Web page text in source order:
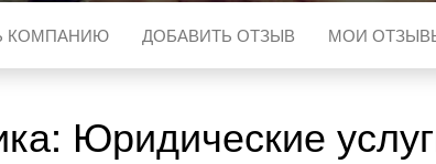
КОМПАНИЮ ДОБАВИТЬ ОТЗЫВ МОИ
Юридические